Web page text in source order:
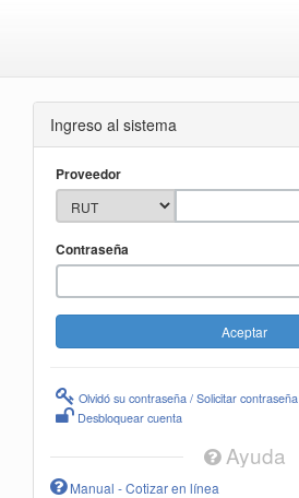
Ingreso al sistema
Proveedor
Contraseña
Olvidó su contraseña / Solicitar contraseña
Desbloquear cuenta
Ayuda
Manual - Cotizar en línea